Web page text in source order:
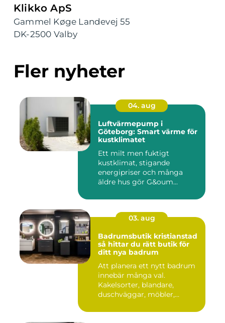
Klikko ApS
Gammel Køge Landevej 55
DK-2500 Valby
Fler nyheter
04. aug
Luftvärmepump i
Göteborg: Smart värme för
kustklimatet
Ett milt men fuktigt
kustklimat, stigande
energipriser och många
äldre hus gör G&oum...
03. aug
Badrumsbutik kristianstad
så hittar du rätt butik för
ditt nya badrum
Att planera ett nytt badrum
innebär många val.
Kakelsorter, blandare,
duschväggar, möbler,